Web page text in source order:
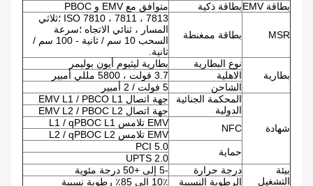
بطاقة EMV
بطاقة ذكية متوافق مع EMV و PBOC
MSR بطاقة ممغنطة
ISO 7810 ، 7811 ، 7813 ؛ثلاثي
المسار ، ثنائي الاتجاه ؛سرعة
السحب 10 سم / ثانية - 100 سم /
ثانية.
بطارية
نوع البطارية
بطارية ليثيوم أيون بوليمر
الاهلية
3.7 فولت ، 5800 مللي أمبير
الشاحن
5 فولت / 2 أمبير
شهادة
المحكمة الجنائية
الدولية
جهة اتصال EMV L1 / PBCO L1
جهة اتصال EMV L2 / PBOC L2
NFC
EMV تلامس L1 / qPBOC L1
EMV تلامس L2 / qPBOC L2
حماية
PCI 5.0
UPTS 2.0
بيئة
التشغيل
درجة حرارة
-5 إلى +50 درجة مئوية
الرطوبة النسبية
10٪ إلى 85٪ رطوبة نسبية